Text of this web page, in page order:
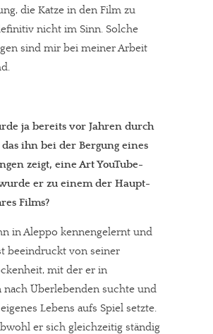
die Katze in den Film zu
nicht im Sinn. Solche
sind mir bei meiner Arbeit
ja bereits vor Jahren durch
ihn bei der Bergung eines
zeigt, eine Art YouTube-
er zu einem der Haupt-
Films?
in Aleppo kennengelernt und
beeindruckt von seiner
mit der er in
nach Überlebenden suchte und
Lebens aufs Spiel setzte.
er sich gleichzeitig ständig